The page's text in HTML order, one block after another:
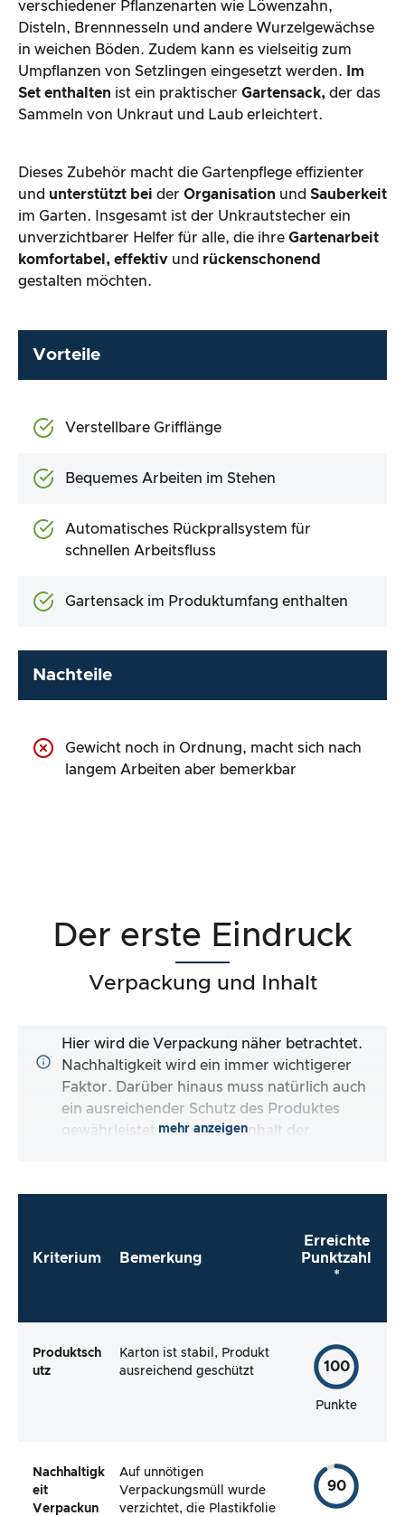
verschiedener Pflanzenarten wie Löwenzahn,
Disteln, Brennnesseln und andere Wurzelgewächse
in weichen Böden. Zudem kann es vielseitig zum
Umpflanzen von Setzlingen eingesetzt werden.
Im
Set enthalten ist ein praktischer Gartensack, der das
Sammeln von Unkraut und Laub erleichtert.
Dieses Zubehör macht die Gartenpflege effizienter
und unterstützt bei der Organisation und Sauberkeit
im Garten. Insgesamt ist der Unkrautstecher ein
unverzichtbarer Helfer für alle, die ihre Gartenarbeit
komfortabel, effektiv und rückenschonend
gestalten möchten.
Vorteile
Verstellbare Grifflänge
Bequemes Arbeiten im Stehen
Automatisches Rückprallsystem für
schnellen Arbeitsfluss
Gartensack im Produktumfang enthalten
Nachteile
Gewicht noch in Ordnung, macht sich nach
langem Arbeiten aber bemerkbar
Der erste Eindruck
Verpackung und Inhalt
Hier wird die Verpackung näher betrachtet.
Nachhaltigkeit wird ein immer wichtigerer
Faktor. Darüber hinaus muss natürlich auch
ein ausreichender Schutz des Produktes
gewährleistet sein. Ist der Inhalt der
direkt zu verwenden?
mehr anzeigen
Kriterium Bemerkung
Erreichte
Punktzahl
*
Produktsch
utz
Karton ist stabil, Produkt
ausreichend geschützt
100
Punkte
Nachhaltigk
eit
Verpackun
Auf unnötigen
Verpackungsmüll wurde
verzichtet, die Plastikfolie
90